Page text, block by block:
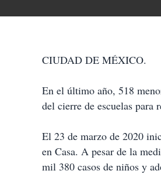
s
o
p
a
r
r
CIUDAD DE MÉXICO.
En el último año, 518
del cierre de escuelas
El 23 de marzo de 2020
en Casa. A pesar de la
mil 380 casos de niños y